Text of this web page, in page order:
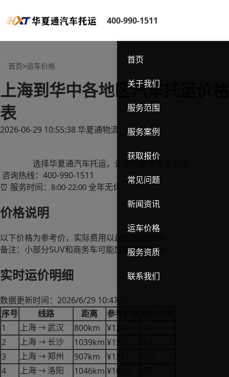
400-990-1511
首页
关于我们
服务范围
服务案例
获取报价
常见问题
新闻资讯
运车价格
服务资质
联系我们
首页>运车价格
上海到华中各地区汽车托运价格
表
2026-06-29 10:55:38 华夏通物流
选择华夏通汽车托运，让您的爱车安全抵达！
咨询热线： 400-990-1511
⏰ 服务时间： 8:00-22:00 全年无休
价格说明
以下价格为参考价，实际费用以最终报价为准。
备注：小部分SUV和商务车可能加价200-500元
实时运价明细
数据更新时间： 2026/6/29 10:47:38
序号 线路 距离 参考价格
1 上海 → 武汉 800km ¥1240
2 上海 → 长沙 1039km ¥1515
3 上海 → 郑州 907km ¥1371
4 上海 → 洛阳 1046km ¥1602